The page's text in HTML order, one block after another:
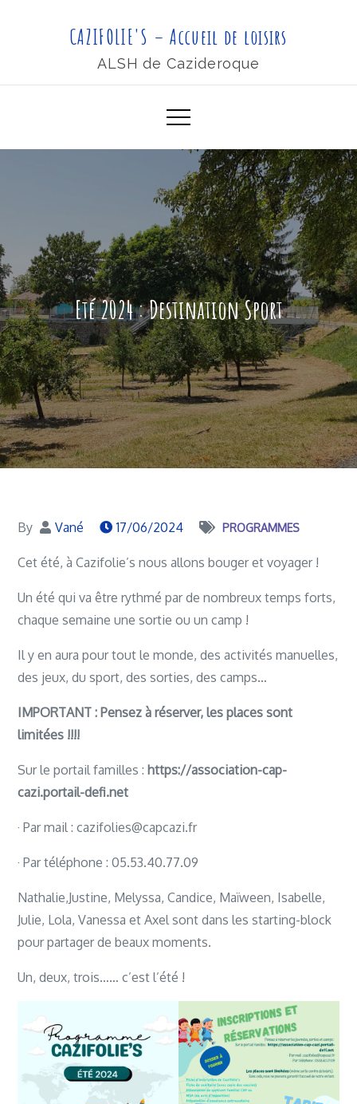
CAZIFOLIE'S – Accueil de loisirs
ALSH de Cazideroque
Eté 2024 : Destination Sport
By Vané 17/06/2024 PROGRAMMES
Cet été, à Cazifolie’s nous allons bouger et voyager !
Un été qui va être rythmé par de nombreux temps forts,
chaque semaine une sortie ou un camp !
Il y en aura pour tout le monde, des activités manuelles,
des jeux, du sport, des sorties, des camps…
IMPORTANT : Pensez à réserver, les places sont
limitées !!!!
Sur le portail familles : https://association-cap-
cazi.portail-defi.net
· Par mail : cazifolies@capcazi.fr
· Par téléphone : 05.53.40.77.09
Nathalie,Justine, Melyssa, Candice, Maïween, Isabelle,
Julie, Lola, Vanessa et Axel sont dans les starting-block
pour partager de beaux moments.
Un, deux, trois…… c’est l’été !